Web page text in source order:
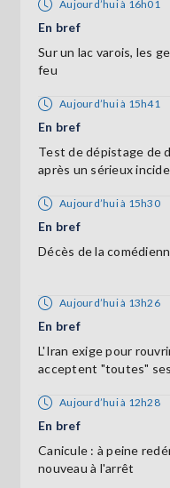
Aujourd’hui à 16h01
En bref
Sur un lac varois, les
feu
Aujourd’hui à 15h41
En bref
Test de dépistage de
après un sérieux
Aujourd’hui à 15h30
En bref
Décès de la
Aujourd’hui à 13h26
En bref
L'Iran exige pour
acceptent "toutes"
Aujourd’hui à 12h28
En bref
Canicule : à peine
nouveau à l'arrêt